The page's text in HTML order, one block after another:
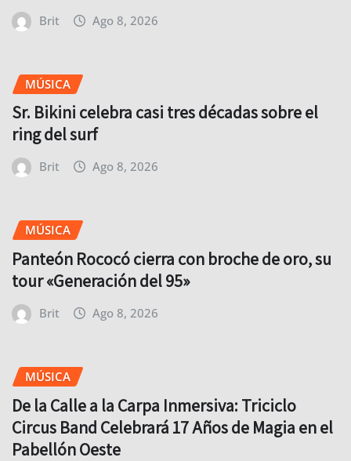
Brit Ago 8, 2026
MÚSICA
Sr. Bikini celebra casi tres décadas sobre el
ring del surf
Brit Ago 8, 2026
MÚSICA
Panteón Rococó cierra con broche de oro, su
tour «Generación del 95»
Brit Ago 8, 2026
MÚSICA
De la Calle a la Carpa Inmersiva: Triciclo
Circus Band Celebrará 17 Años de Magia en el
Pabellón Oeste